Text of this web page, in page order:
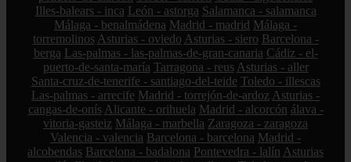
Illes-balears - inca León - astorga Salamanca - salamanca
Málaga - benalmádena Madrid - madrid Málaga -
torremolinos Asturias - oviedo Asturias - siero Barcelona -
berga Las-palmas - las-palmas-de-gran-canaria Cádiz - el-
puerto-de-santa-maría Tarragona - reus Asturias - aller
Santa-cruz-de-tenerife - santiago-del-teide Toledo - illescas
Las-palmas - arrecife Madrid - torrejón-de-ardoz Asturias -
cangas-de-onís Alicante - orihuela Madrid - alcorcón álava -
vitoria-gasteiz Málaga - marbella Zaragoza - zaragoza
Valencia - valencia Barcelona - barcelona Madrid -
alcobendas Barcelona - badalona Pontevedra - lalín Asturias